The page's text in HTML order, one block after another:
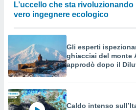
L’uccello che sta
vero ingegnere ecologico
Gli esperti
ghiacciai del monte
approdò dopo il
Caldo intenso